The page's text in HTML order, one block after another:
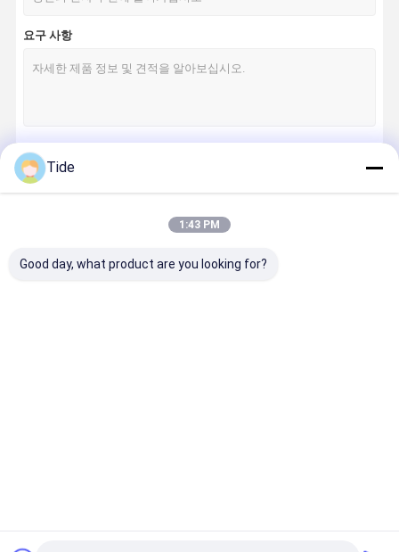
신선한 공기 시스템
원심 펌프
직선 부스터 펌프
열교환 기
요구 사항
Tide
1:43 PM
Good day, what product are you looking for?